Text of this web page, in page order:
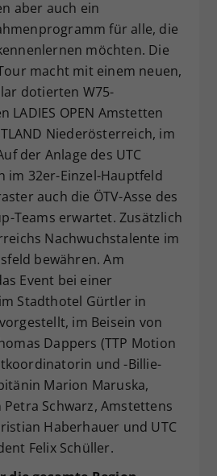
aber auch ein
für alle, die
möchten. Die
macht mit einem neuen,
dotierten W75-
LADIES OPEN Amstetten
Niederösterreich, im
der Anlage des UTC
im 32er-Einzel-Hauptfeld
auch die ÖTV-Asse des
Teams erwartet. Zusätzlich
Nachwuchstalente im
bewähren. Am
Event bei einer
Stadthotel Gürtler in
im Beisein von
Dappers (TTP Motion
und -Billie-
Marion Maruska,
Petra Schwarz, Amstettens
Haberhauer und UTC
Felix Schüller.